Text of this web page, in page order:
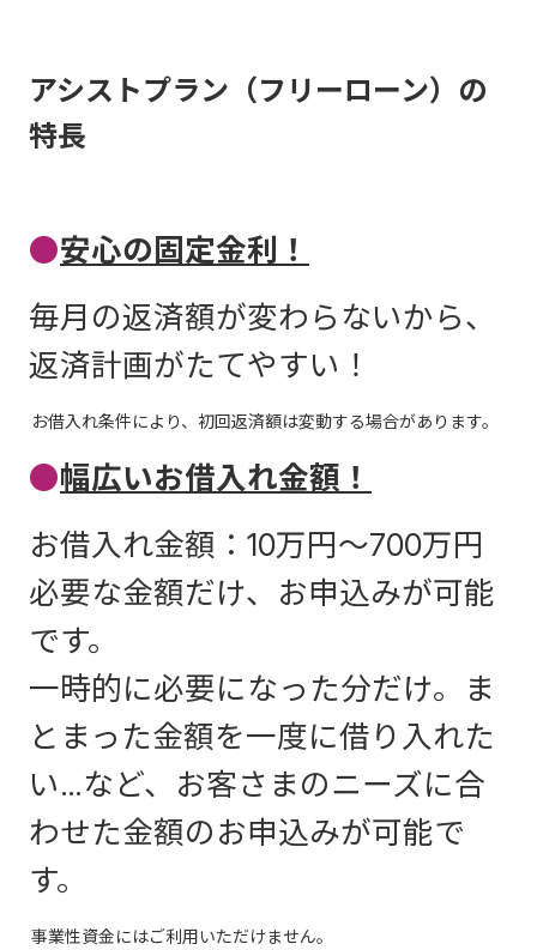
アシストプラン（フリーローン）の
特長
●安心の固定金利！
毎月の返済額が変わらないから、
返済計画がたてやすい！
お借入れ条件により、初回返済額は変動する場合があります。
●幅広いお借入れ金額！
お借入れ金額：10万円～700万円
必要な金額だけ、お申込みが可能
です。
一時的に必要になった分だけ。ま
とまった金額を一度に借り入れた
い…など、お客さまのニーズに合
わせた金額のお申込みが可能で
す。
事業性資金にはご利用いただけません。